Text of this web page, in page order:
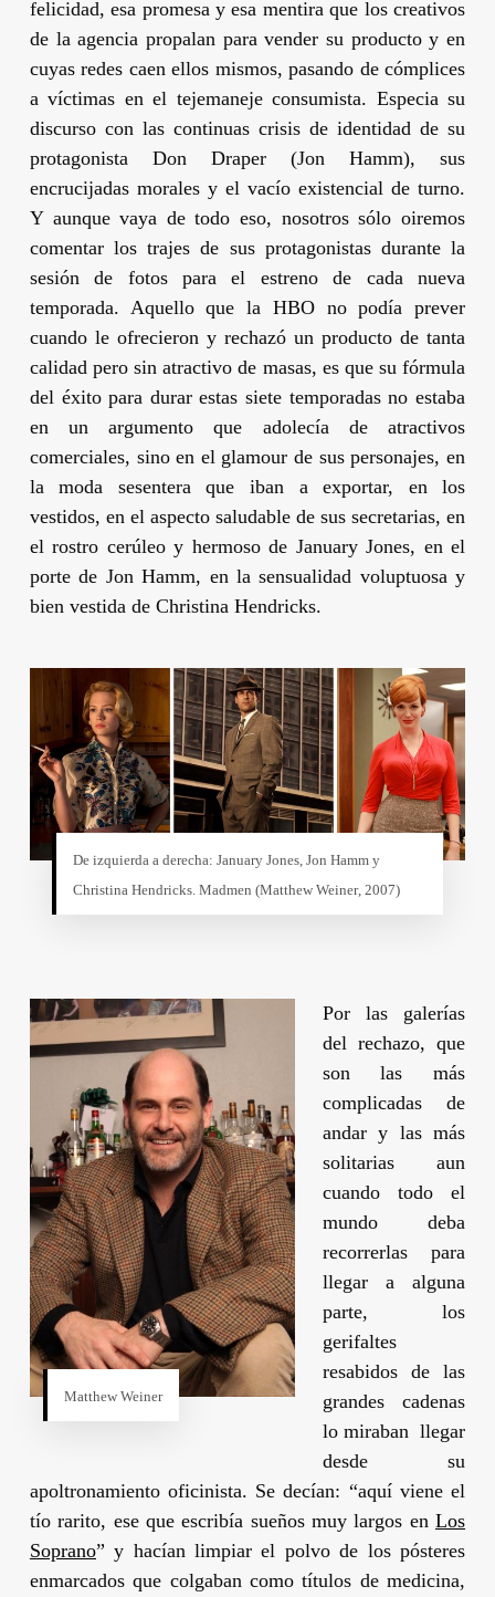
felicidad, esa promesa y esa mentira que los creativos
de la agencia propalan para vender su producto y en
cuyas redes caen ellos mismos, pasando de cómplices
a víctimas en el tejemaneje consumista. Especia su
discurso con las continuas crisis de identidad de su
protagonista Don Draper (Jon Hamm), sus
encrucijadas morales y el vacío existencial de turno.
Y aunque vaya de todo eso, nosotros sólo oiremos
comentar los trajes de sus protagonistas durante la
sesión de fotos para el estreno de cada nueva
temporada. Aquello que la HBO no podía prever
cuando le ofrecieron y rechazó un producto de tanta
calidad pero sin atractivo de masas, es que su fórmula
del éxito para durar estas siete temporadas no estaba
en un argumento que adolecía de atractivos
comerciales, sino en el glamour de sus personajes, en
la moda sesentera que iban a exportar, en los
vestidos, en el aspecto saludable de sus secretarias, en
el rostro cerúleo y hermoso de January Jones, en el
porte de Jon Hamm, en la sensualidad voluptuosa y
bien vestida de Christina Hendricks.
De izquierda a derecha: January Jones, Jon Hammy
Christina Hendricks. Madmen (Matthew Weiner, 2007)
Matthew Weiner
Por las galerías
del rechazo, que
son las más
complicadas de
andar y las más
solitarias aun
cuando todo el
mundo deba
recorrerlas para
llegar a alguna
parte, los
gerifaltes
resabidos de las
grandes cadenas
lo miraban llegar
desde su
apoltronamiento oficinista. Se decían: “aquí viene el
tío rarito, ese que escribía sueños muy largos enLos
Soprano” y hacían limpiar el polvo de los pósteres
enmarcados que colgaban como títulos de medicina,